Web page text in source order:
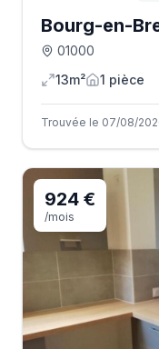
Bourg-en-
01000
13m²
1 pièce
Trouvée le 07/08/
924 €
/mois